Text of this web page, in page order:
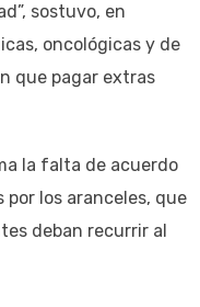
sostuvo, en
oncológicas y de
que pagar extras
la falta de acuerdo
por los aranceles, que
deban recurrir al